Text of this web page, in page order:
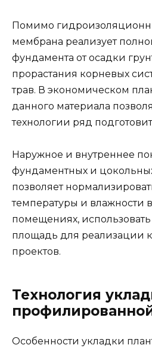
Помимо
мембрана реализует
фундамента от осадки
прорастания корневых
трав. В экономическом
данного материала
технологии ряд
Наружное и внутреннее
фундаментных и
позволяет
температуры и влажности
помещениях,
площадь для реализации
проектов.
Технология
Особенности укладки